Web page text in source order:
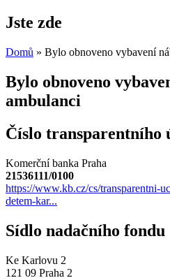
Jste zde
Domů » Bylo obnoveno vybavení
Bylo obnoveno
ambulanci
Číslo transparentního
Komerční banka Praha
21536111/0100
https://www.kb.cz/cs/transparentni-
detem-kar...
Sídlo nadačního fondu
Ke Karlovu 2
121 09 Praha 2